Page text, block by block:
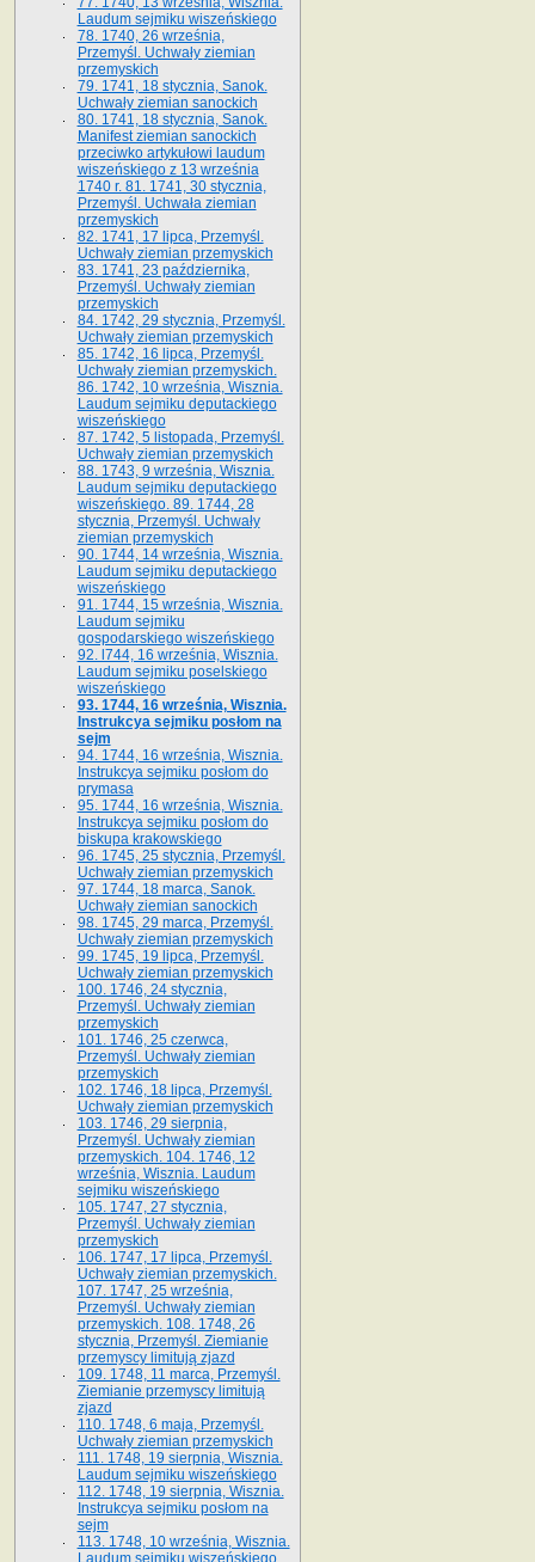
Laudum sejmiku wiszeńskiego
78. 1740, 26 września,
Przemyśl. Uchwały ziemian
przemyskich
79. 1741, 18 stycznia, Sanok.
Uchwały ziemian sanockich
80. 1741, 18 stycznia, Sanok.
Manifest ziemian sanockich
przeciwko artykułowi laudum
wiszeńskiego z 13 wrze­śnia
1740 r. 81. 1741, 30 stycznia,
Przemyśl. Uchwała ziemian
przemyskich
82. 1741, 17 lipca, Przemyśl.
Uchwały ziemian przemyskich
83. 1741, 23 października,
Przemyśl. Uchwały ziemian
przemyskich
84. 1742, 29 stycznia, Przemyśl.
Uchwały ziemian przemyskich
85. 1742, 16 lipca, Przemyśl.
Uchwały ziemian przemyskich.
86. 1742, 10 września, Wisznia.
Laudum sejmiku deputackiego
wiszeńskiego
87. 1742, 5 listopada, Przemyśl.
Uchwały ziemian przemyskich
88. 1743, 9 września, Wisznia.
Laudum sejmiku deputackiego
wiszeńskiego. 89. 1744, 28
stycznia, Przemyśl. Uchwały
ziemian przemyskich
90. 1744, 14 września, Wisznia.
Laudum sejmiku deputackiego
wiszeńskiego
91. 1744, 15 września, Wisznia.
Laudum sejmiku
gospodarskiego wiszeńskiego
92. l744, 16 września, Wisznia.
Laudum sejmiku poselskiego
wiszeńskiego
93. 1744, 16 września, Wisznia.
Instrukcya sejmiku posłom na
sejm
94. 1744, 16 września, Wisznia.
Instrukcya sejmiku posłom do
prymasa
95. 1744, 16 września, Wisznia.
Instrukcya sejmiku posłom do
biskupa krakowskiego
96. 1745, 25 stycznia, Przemyśl.
Uchwały ziemian przemyskich
97. 1744, 18 marca, Sanok.
Uchwały ziemian sanockich
98. 1745, 29 marca, Przemyśl.
Uchwały ziemian przemyskich
99. 1745, 19 lipca, Przemyśl.
Uchwały ziemian przemyskich
100. 1746, 24 stycznia,
Przemyśl. Uchwały ziemian
przemyskich
101. 1746, 25 czerwca,
Przemyśl. Uchwały ziemian
przemyskich
102. 1746, 18 lipca, Przemyśl.
Uchwały ziemian przemyskich
103. 1746, 29 sierpnia,
Przemyśl. Uchwały ziemian
przemyskich. 104. 1746, 12
września, Wisznia. Laudum
sejmiku wiszeńskiego
105. 1747, 27 stycznia,
Przemyśl. Uchwały ziemian
przemyskich
106. 1747, 17 lipca, Przemyśl.
Uchwały ziemian przemyskich.
107. 1747, 25 września,
Przemyśl. Uchwały ziemian
przemyskich. 108. 1748, 26
stycznia, Przemyśl. Ziemianie
przemyscy limitują zjazd
109. 1748, 11 marca, Przemyśl.
Ziemianie przemyscy limitują
zjazd
110. 1748, 6 maja, Przemyśl.
Uchwały ziemian przemyskich
111. 1748, 19 sierpnia, Wisznia.
Laudum sejmiku wiszeńskiego
112. 1748, 19 sierpnia, Wisznia.
Instrukcya sejmiku posłom na
sejm
113. 1748, 10 września, Wisznia.
Laudum sejmiku wiszeńskiego